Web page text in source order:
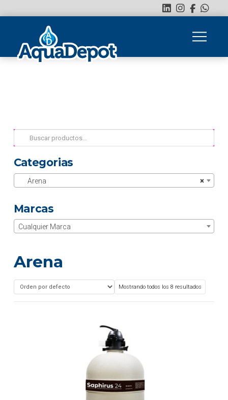
Buscar
por:
Categorias
×
Arena
Marcas
Cualquier Marca
Arena
Mostrando todos los 8 resultados